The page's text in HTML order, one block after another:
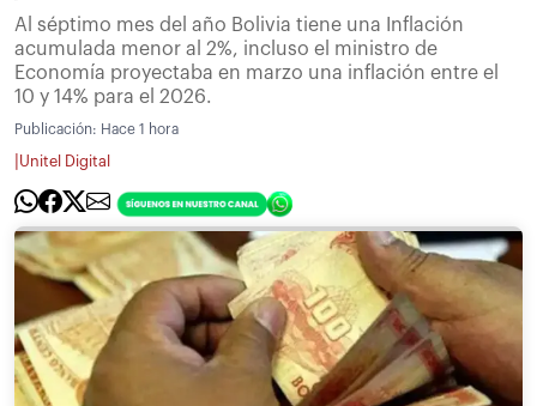
Al séptimo mes del año Bolivia tiene una Inflación
acumulada menor al 2%, incluso el ministro de
Economía proyectaba en marzo una inflación entre el
10 y 14% para el 2026.
Publicación: Hace 1 hora
Unitel Digital